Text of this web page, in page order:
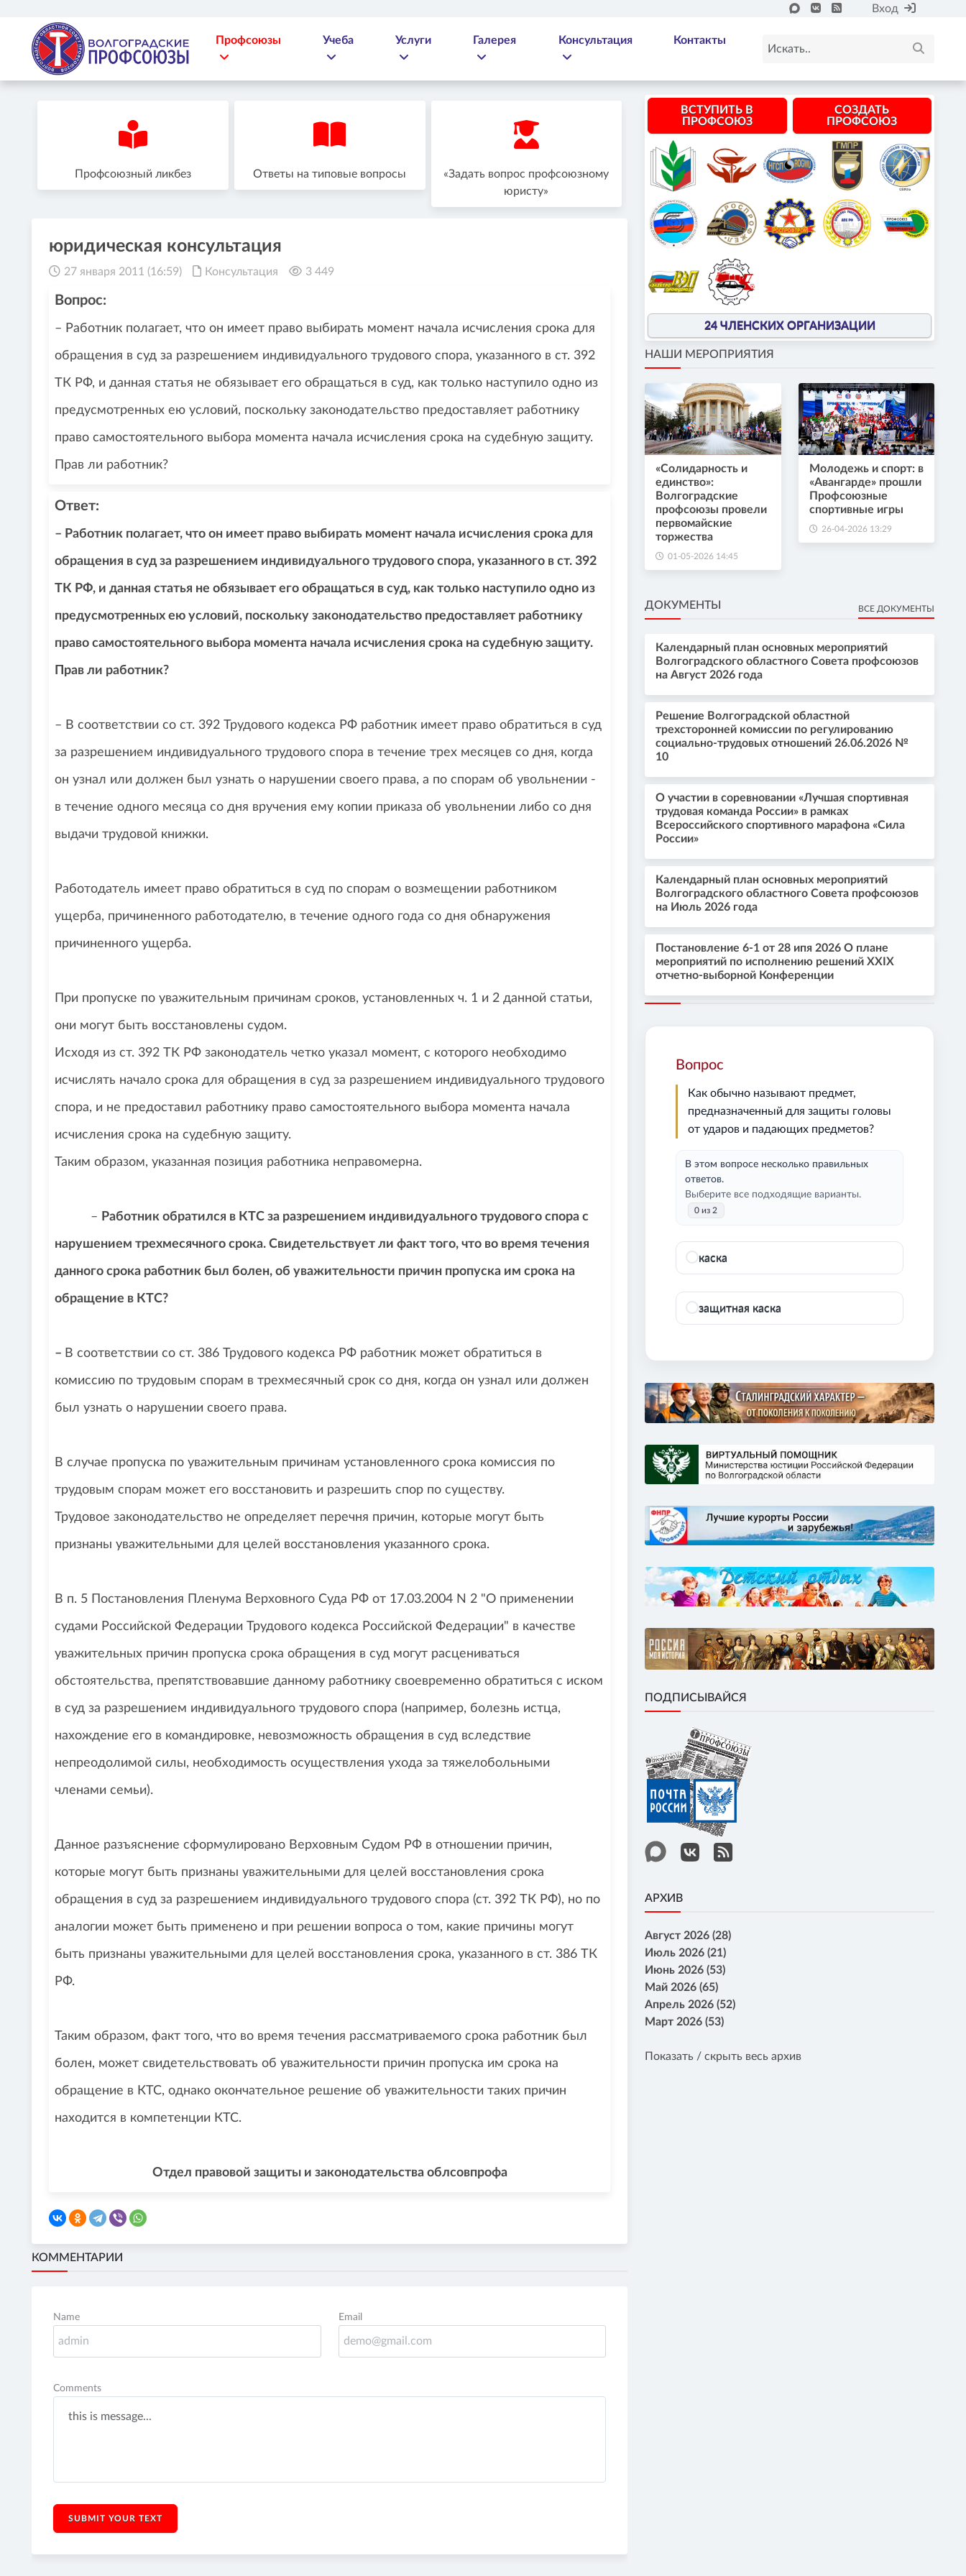
Вход
Профсоюзы Учеба Услуги Галерея Консультация Контакты
Профсоюзный ликбез Ответы на типовые вопросы
«Задать вопрос профсоюзному
юристу»
юридическая консультация
27 января 2011 (16:59) Консультация 3 449
Вопрос:
– Работник полагает, что он имеет право выбирать момент начала исчисления срока для
обращения в суд за разрешением индивидуального трудового спора, указанного в ст. 392
ТК РФ, и данная статья не обязывает его обращаться в суд, как только наступило одно из
предусмотренных ею условий, поскольку законодательство предоставляет работнику
право самостоятельного выбора момента начала исчисления срока на судебную защиту.
Прав ли работник?
Ответ:
– Работник полагает, что он имеет право выбирать момент начала исчисления срока для
обращения в суд за разрешением индивидуального трудового спора, указанного в ст. 392
ТК РФ, и данная статья не обязывает его обращаться в суд, как только наступило одно из
предусмотренных ею условий, поскольку законодательство предоставляет работнику
право самостоятельного выбора момента начала исчисления срока на судебную защиту.
Прав ли работник?
– В соответствии со ст. 392 Трудового кодекса РФ работник имеет право обратиться в суд
за разрешением индивидуального трудового спора в течение трех месяцев со дня, когда
он узнал или должен был узнать о нарушении своего права, а по спорам об увольнении -
в течение одного месяца со дня вручения ему копии приказа об увольнении либо со дня
выдачи трудовой книжки.
Работодатель имеет право обратиться в суд по спорам о возмещении работником
ущерба, причиненного работодателю, в течение одного года со дня обнаружения
причиненного ущерба.
При пропуске по уважительным причинам сроков, установленных ч. 1 и 2 данной статьи,
они могут быть восстановлены судом.
Исходя из ст. 392 ТК РФ законодатель четко указал момент, с которого необходимо
исчислять начало срока для обращения в суд за разрешением индивидуального трудового
спора, и не предоставил работнику право самостоятельного выбора момента начала
исчисления срока на судебную защиту.
Таким образом, указанная позиция работника неправомерна.
– Работник обратился в КТС за разрешением индивидуального трудового спора с
нарушением трехмесячного срока. Свидетельствует ли факт того, что во время течения
данного срока работник был болен, об уважительности причин пропуска им срока на
обращение в КТС?
– В соответствии со ст. 386 Трудового кодекса РФ работник может обратиться в
комиссию по трудовым спорам в трехмесячный срок со дня, когда он узнал или должен
был узнать о нарушении своего права.
В случае пропуска по уважительным причинам установленного срока комиссия по
трудовым спорам может его восстановить и разрешить спор по существу.
Трудовое законодательство не определяет перечня причин, которые могут быть
признаны уважительными для целей восстановления указанного срока.
В п. 5 Постановления Пленума Верховного Суда РФ от 17.03.2004 N 2 "О применении
судами Российской Федерации Трудового кодекса Российской Федерации" в качестве
уважительных причин пропуска срока обращения в суд могут расцениваться
обстоятельства, препятствовавшие данному работнику своевременно обратиться с иском
в суд за разрешением индивидуального трудового спора (например, болезнь истца,
нахождение его в командировке, невозможность обращения в суд вследствие
непреодолимой силы, необходимость осуществления ухода за тяжелобольными
членами семьи).
Данное разъяснение сформулировано Верховным Судом РФ в отношении причин,
которые могут быть признаны уважительными для целей восстановления срока
обращения в суд за разрешением индивидуального трудового спора (ст. 392 ТК РФ), но по
аналогии может быть применено и при решении вопроса о том, какие причины могут
быть признаны уважительными для целей восстановления срока, указанного в ст. 386 ТК
РФ.
Таким образом, факт того, что во время течения рассматриваемого срока работник был
болен, может свидетельствовать об уважительности причин пропуска им срока на
обращение в КТС, однако окончательное решение об уважительности таких причин
находится в компетенции КТС.
Отдел правовой защиты и законодательства облсовпрофа
КОММЕНТАРИИ
Name Email
Comments
SUBMIT YOUR TEXT
ВСТУПИТЬ В
ПРОФСОЮЗ
СОЗДАТЬ
ПРОФСОЮЗ
24 ЧЛЕНСКИХ ОРГАНИЗАЦИИ
НАШИ МЕРОПРИЯТИЯ
«Солидарность и
единство»:
Волгоградские
профсоюзы провели
первомайские
торжества
01-05-2026 14:45
Молодежь и спорт: в
«Авангарде» прошли
Профсоюзные
спортивные игры
26-04-2026 13:29
ДОКУМЕНТЫ ВСЕ ДОКУМЕНТЫ
Календарный план основных мероприятий
Волгоградского областного Совета профсоюзов
на Август 2026 года
Решение Волгоградской областной
трехсторонней комиссии по регулированию
социально-трудовых отношений 26.06.2026 №
10
О участии в соревновании «Лучшая спортивная
трудовая команда России» в рамках
Всероссийского спортивного марафона «Сила
России»
Календарный план основных мероприятий
Волгоградского областного Совета профсоюзов
на Июль 2026 года
Постановление 6-1 от 28 ипя 2026 О плане
мероприятий по исполнению решений XXIX
отчетно-выборной Конференции
Вопрос
Как обычно называют предмет,
предназначенный для защиты головы
от ударов и падающих предметов?
В этом вопросе несколько правильных
ответов.
Выберите все подходящие варианты.
0 из 2
каска
защитная каска
ПОДПИСЫВАЙСЯ
АРХИВ
Август 2026 (28)
Июль 2026 (21)
Июнь 2026 (53)
Май 2026 (65)
Апрель 2026 (52)
Март 2026 (53)
Показать / скрыть весь архив